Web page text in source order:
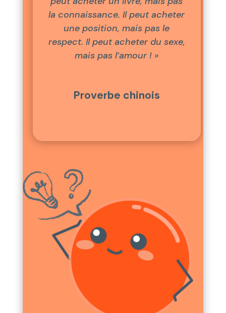
la connaissance. Il peut acheter
une position, mais pas le
respect. Il peut acheter du sexe,
mais pas l’amour ! »
Proverbe chinois